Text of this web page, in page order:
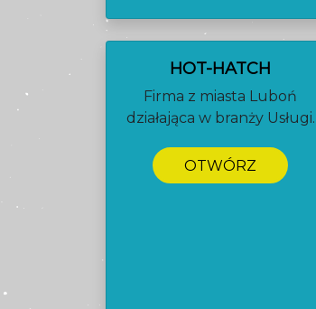
HOT-HATCH
Firma z miasta Luboń
działająca w branży Usługi.
OTWÓRZ